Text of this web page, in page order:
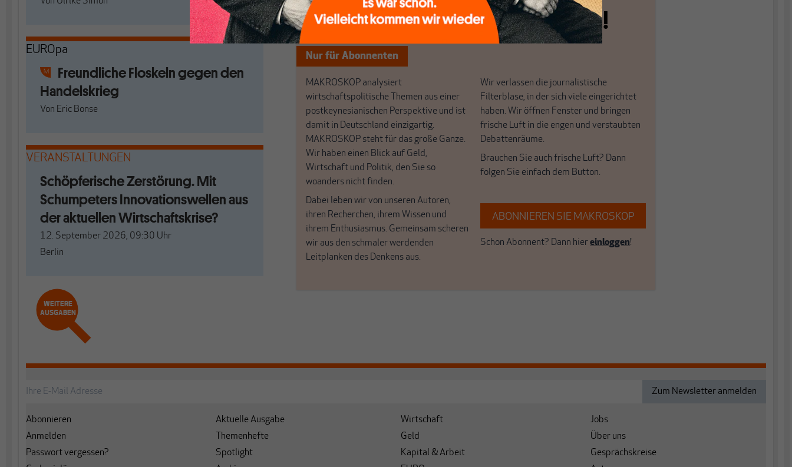
EUROpa
Freundliche Floskeln gegen den
Handelskrieg
Von Eric Bonse
VERANSTALTUNGEN
Schöpferische Zerstörung. Mit
Schumpeters Innovationswellen aus
der aktuellen Wirtschaftskrise?
12. September 2026, 09:30 Uhr
Berlin
WEITERE
AUSGABEN
Nichts schreibt sich von allein!
Nur für Abonnenten
MAKROSKOP analysiert
wirtschaftspolitische Themen aus einer
postkeynesianischen Perspektive und ist
damit in Deutschland einzigartig.
MAKROSKOP steht für das große Ganze.
Wir haben einen Blick auf Geld,
Wirtschaft und Politik, den Sie so
woanders nicht finden.
Dabei leben wir von unseren Autoren,
ihren Recherchen, ihrem Wissen und
ihrem Enthusiasmus. Gemeinsam scheren
wir aus den schmaler werdenden
Leitplanken des Denkens aus.
Wir verlassen die journalistische
Filterblase, in der sich viele eingerichtet
haben. Wir öffnen Fenster und bringen
frische Luft in die engen und verstaubten
Debattenräume.
Brauchen Sie auch frische Luft? Dann
folgen Sie einfach dem Button.
ABONNIEREN SIE MAKROSKOP
Schon Abonnent? Dann hier einloggen!
Abonnieren
Anmelden
Passwort vergessen?
Aktuelle Ausgabe
Themenhefte
Spotlight
Wirtschaft
Geld
Kapital & Arbeit
Jobs
Über uns
Gesprächskreise